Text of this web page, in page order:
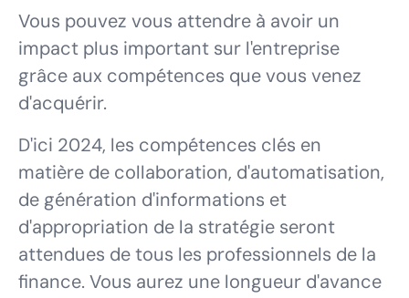
Vous pouvez vous attendre à avoir un
impact plus important sur l'entreprise
grâce aux compétences que vous venez
d'acquérir.
D'ici 2024, les compétences clés en
matière de collaboration, d'automatisation,
de génération d'informations et
d'appropriation de la stratégie seront
attendues de tous les professionnels de la
finance. Vous aurez une longueur d'avance